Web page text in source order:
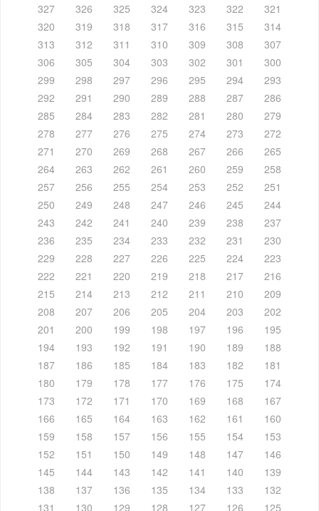
327
326 325 324 323 322
321
320
319 318 317 316 315
314
313
312 311 310 309 308
307
306
305 304 303 302 301
300
299
298 297 296 295 294
293
292
291 290 289 288 287
286
285
284 283 282 281 280
279
278
277 276 275 274 273
272
271
270 269 268 267 266
265
264
263 262 261 260 259
258
257
256 255 254 253 252
251
250
249 248 247 246 245
244
243
242 241 240 239 238
237
236
235 234 233 232 231
230
229
228 227 226 225 224
223
222
221 220 219 218 217
216
215
214 213 212 211 210
209
208
207 206 205 204 203
202
201
200 199 198 197 196
195
194
193 192 191 190 189
188
187
186 185 184 183 182
181
180
179 178 177 176 175
174
173
172 171 170 169 168
167
166
165 164 163 162 161
160
159
158 157 156 155 154
153
152
151 150 149 148 147
146
145
144 143 142 141 140
139
138
137 136 135 134 133
132
131
130 129 128 127 126 125